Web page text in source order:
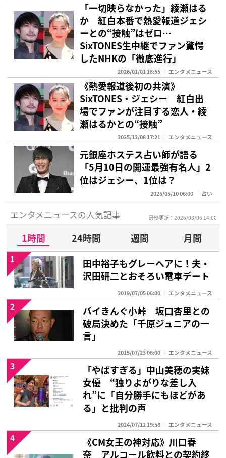
「一切映らなかった」綾瀬はる
か 紅白本番で熱愛報道ジェシ
ーとの“接触”はゼロ…
SixTONES生中継でファン驚愕
したNHKの「徹底進行」
2026/01/01 18:55 エンタメニュース
《熱愛報道後初の共演》
SixTONES・ジェシー 紅白出
場でファンが注目する恋人・綾
瀬はるかとの“接触”
2025/12/08 17:21 エンタメニュース
元銀座ホステス占い師が語る
「5月10日の開運最強有名人」2
位はジェシー、1位は？
2025/05/10 06:00 占い
エンタメニュースの人気記事 最終更新：2026/08/06 14:00
1時間 24時間 週間
月間
田中裕子もグレーヘアに！夫・
沢田研二とおそろい電車デート
2019/07/05 06:00 エンタメニュース
1
バイきんぐ小峠 坂口杏里との
破局決めた「千原ジュニアの一
言」
2015/07/23 06:00 エンタメニュース
2
「やばすぎる」中山美穂の実妹
女優 “独りよがりな差し入
れ”に「自分勝手にもほどがあ
る」と批判の声
2024/07/12 19:58 エンタメニュース
3
《CM女王の神対応》川口春
奈 アルコール飲料との契約終
4